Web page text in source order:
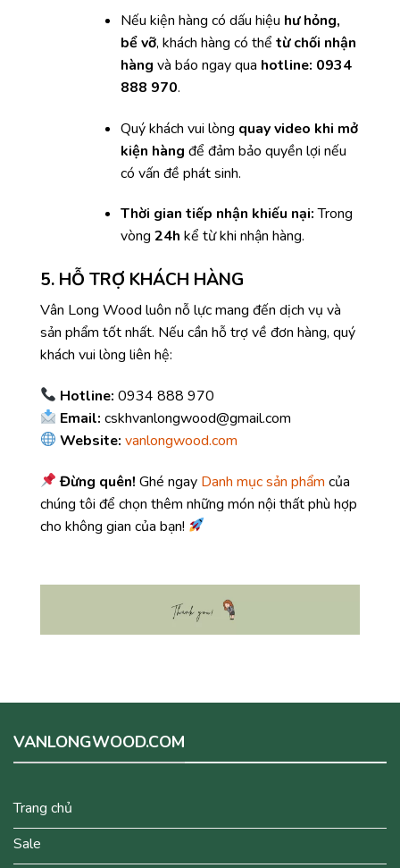
Nếu kiện hàng có dấu hiệu hư hỏng,
bể vỡ, khách hàng có thể từ chối nhận
hàng và báo ngay qua hotline: 0934
888 970.
Quý khách vui lòng quay video khi mở
kiện hàng để đảm bảo quyền lợi nếu
có vấn đề phát sinh.
Thời gian tiếp nhận khiếu nại:Trong
vòng 24h kể từ khi nhận hàng.
5. HỖ TRỢ KHÁCH HÀNG
Vân Long Wood luôn nỗ lực mang đến dịch vụ và
sản phẩm tốt nhất. Nếu cần hỗ trợ về đơn hàng, quý
khách vui lòng liên hệ:
Hotline: 0934 888 970
Email:cskhvanlongwood@gmail.com
Website: vanlongwood.com
Đừng quên! Ghé ngay Danh mục sản phẩm của
chúng tôi để chọn thêm những món nội thất phù hợp
cho không gian của bạn!
VANLONGWOOD.COM
Trang chủ
Sale